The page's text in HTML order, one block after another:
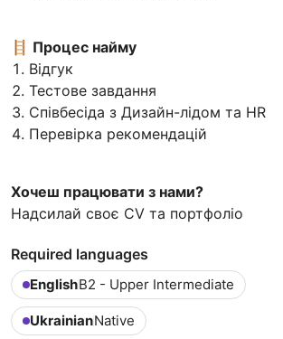
🪜 Процес найму
Відгук
Тестове завдання
Співбесіда з Дизайн-лідом та HR
Перевірка рекомендацій
Хочеш працювати з нами?
Надсилай своє CV та портфоліо
Required languages
EnglishB2 - Upper Intermediate
UkrainianNative